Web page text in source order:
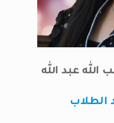
عبد الله
الطلاب